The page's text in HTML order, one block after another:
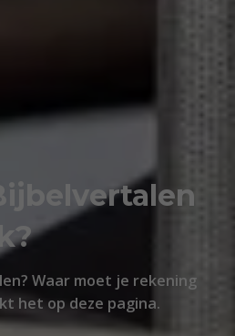
Waar moet je rekening
het op deze pagina.